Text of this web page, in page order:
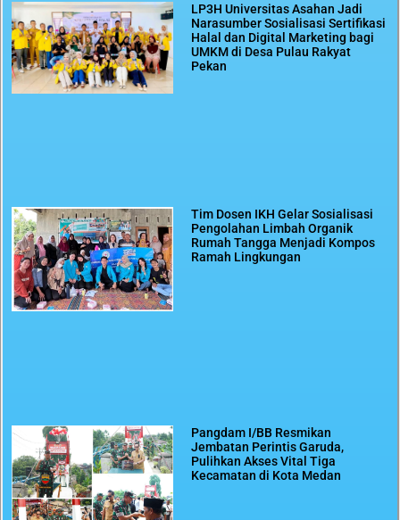
LP3H Universitas Asahan Jadi
Narasumber Sosialisasi Sertifikasi
Halal dan Digital Marketing bagi
UMKM di Desa Pulau Rakyat
Pekan
Tim Dosen IKH Gelar Sosialisasi
Pengolahan Limbah Organik
Rumah Tangga Menjadi Kompos
Ramah Lingkungan
Pangdam I/BB Resmikan
Jembatan Perintis Garuda,
Pulihkan Akses Vital Tiga
Kecamatan di Kota Medan